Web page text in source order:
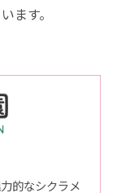
ます。
的なシクラメ